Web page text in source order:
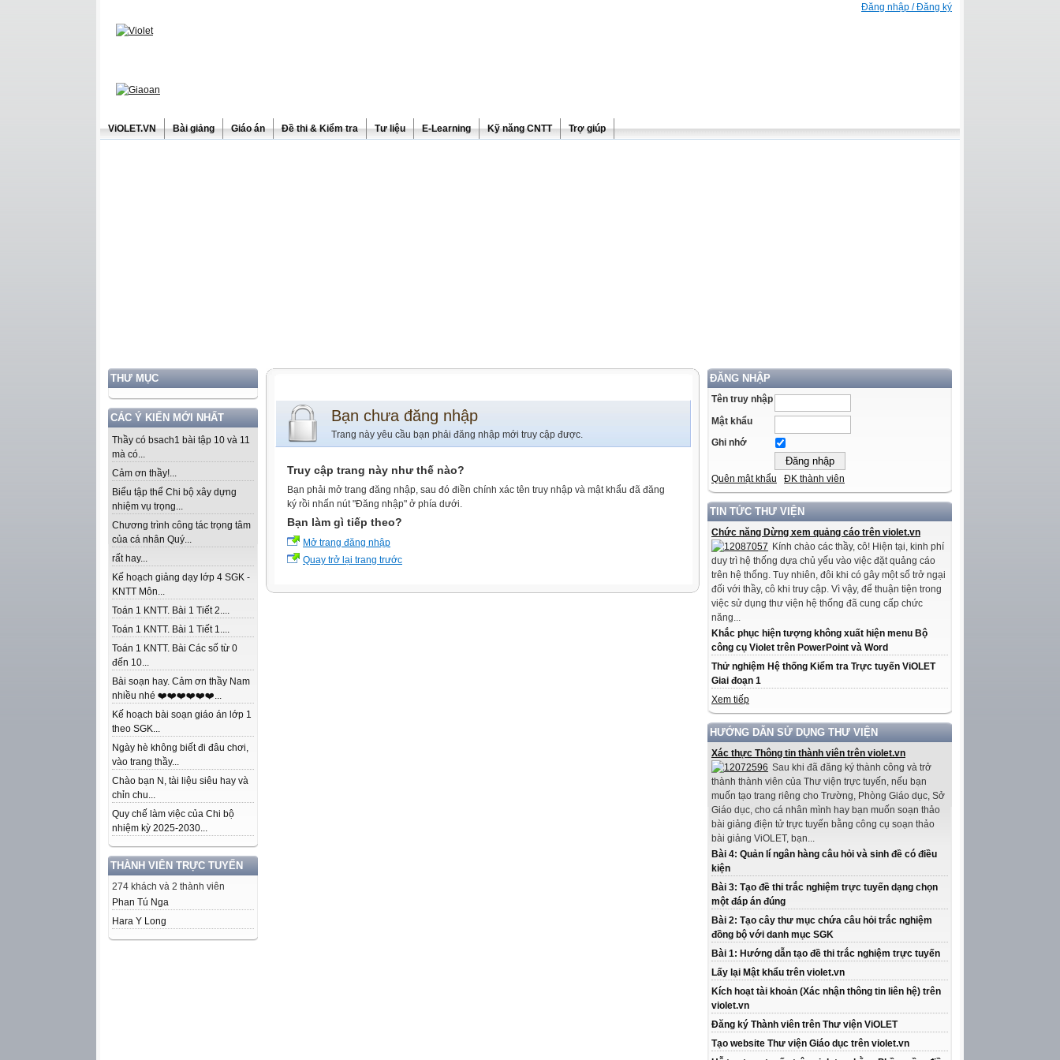
Đăng nhập / Đăng ký
ViOLET.VN Bài giảng Giáo án Đề thi & Kiểm tra Tư liệu E-Learning Kỹ năng CNTT Trợ giúp
THƯ MỤC
CÁC Ý KIẾN MỚI NHẤT
Thầy có bsach1 bài tập 10 và 11
mà có...
Cảm ơn thầy!...
Biểu tập thể Chi bộ xây dựng
nhiệm vụ trọng...
Chương trình công tác trọng tâm
của cá nhân Quý...
rất hay...
Kế hoạch giảng dạy lớp 4 SGK -
KNTT Môn...
Toán 1 KNTT. Bài 1 Tiết 2....
Toán 1 KNTT. Bài 1 Tiết 1....
Toán 1 KNTT. Bài Các số từ 0
đến 10...
Bài soạn hay. Cảm ơn thầy Nam
nhiều nhé ❤️❤️❤️❤️❤️❤️...
Kế hoạch bài soạn giáo án lớp 1
theo SGK...
Ngày hè không biết đi đâu chơi,
vào trang thầy...
Chào bạn N, tài liệu siêu hay và
chỉn chu...
Quy chế làm việc của Chi bộ
nhiệm kỳ 2025-2030...
THÀNH VIÊN TRỰC TUYẾN
274 khách và 2 thành viên
Phan Tú Nga
Hara Y Long
ĐĂNG NHẬP
Tên truy nhập
Mật khẩu
Ghi nhớ
Quên mật khẩu ĐK thành viên
TIN TỨC THƯ VIỆN
Chức năng Dừng xem quảng cáo trên violet.vn
Kính chào các thầy, cô! Hiện tại, kinh phí
duy trì hệ thống dựa chủ yếu vào việc đặt quảng cáo
trên hệ thống. Tuy nhiên, đôi khi có gây một số trở ngại
đối với thầy, cô khi truy cập. Vì vậy, để thuận tiện trong
việc sử dụng thư viện hệ thống đã cung cấp chức
năng...
Khắc phục hiện tượng không xuất hiện menu Bộ
công cụ Violet trên PowerPoint và Word
Thử nghiệm Hệ thống Kiểm tra Trực tuyến ViOLET
Giai đoạn 1
Xem tiếp
HƯỚNG DẪN SỬ DỤNG THƯ VIỆN
Xác thực Thông tin thành viên trên violet.vn
Sau khi đã đăng ký thành công và trở
thành thành viên của Thư viện trực tuyến, nếu bạn
muốn tạo trang riêng cho Trường, Phòng Giáo dục, Sở
Giáo dục, cho cá nhân mình hay bạn muốn soạn thảo
bài giảng điện tử trực tuyến bằng công cụ soạn thảo
bài giảng ViOLET, bạn...
Bài 4: Quản lí ngân hàng câu hỏi và sinh đề có điều
kiện
Bài 3: Tạo đề thi trắc nghiệm trực tuyến dạng chọn
một đáp án đúng
Bài 2: Tạo cây thư mục chứa câu hỏi trắc nghiệm
đồng bộ với danh mục SGK
Bài 1: Hướng dẫn tạo đề thi trắc nghiệm trực tuyến
Lấy lại Mật khẩu trên violet.vn
Kích hoạt tài khoản (Xác nhận thông tin liên hệ) trên
violet.vn
Đăng ký Thành viên trên Thư viện ViOLET
Tạo website Thư viện Giáo dục trên violet.vn
Bạn chưa đăng nhập
Trang này yêu cầu bạn phải đăng nhập mới truy cập được.
Truy cập trang này như thế nào?
Bạn phải mở trang đăng nhập, sau đó điền chính xác tên truy nhập và mật khẩu đã đăng
ký rồi nhấn nút "Đăng nhập" ở phía dưới.
Bạn làm gì tiếp theo?
Mở trang đăng nhập
Quay trở lại trang trước